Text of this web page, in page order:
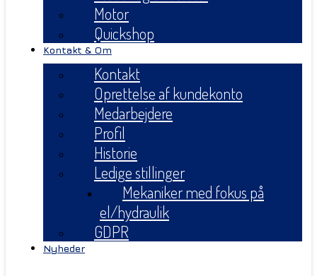
Motor
Quickshop
Kontakt & Om
Kontakt
Oprettelse af kundekonto
Medarbejdere
Profil
Historie
Ledige stillinger
Mekaniker med fokus på
el/hydraulik
GDPR
Nyheder